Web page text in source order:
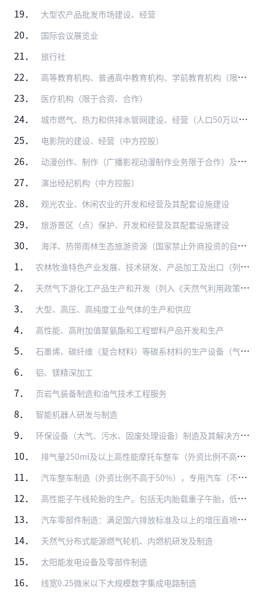
19． 大型农产品批发市场建设、经营
20． 国际会议展览业
21． 旅行社
22． 高等教育机构、普通高中教育机构、学前教育机构（限于合作、中方主导）
23． 医疗机构（限于合资、合作）
24． 城市燃气、热力和供排水管网建设、经营（人口50万以上城市中方控股）
25． 电影院的建设、经营（中方控股）
26． 动漫创作、制作（广播影视动漫制作业务限于合作）及衍生品开发（音像制品和电子出版物的出版、制作业务除外）
27． 演出经纪机构（中方控股）
28． 观光农业、休闲农业的开发和经营及其配套设施建设
29． 旅游景区（点）保护、开发和经营及其配套设施建设
30． 海洋、热带雨林生态旅游资源（国家禁止外商投资的自然保护区等除外）开发、经营及其配套设施建设
1． 农林牧渔特色产业发展、技术研发、产品加工及出口（列入《外商投资产业指导目录》限制类、禁止类的除外）
2． 天然气下游化工产品生产和开发（列入《天然气利用政策》限制类和禁止类的除外）
3． 大型、高压、高纯度工业气体的生产和供应
4． 高性能、高附加值聚氨酯和工程塑料产品开发和生产
5． 石墨烯、碳纤维（复合材料）等碳系材料的生产设备（气象沉淀、碳化烧结等）的研发制造，石墨烯、碳纤维（含复合材料）等碳系材料的研发生产及终端产品制造
6． 铝、镁精深加工
7． 页岩气装备制造和油气技术工程服务
8． 智能机器人研发与制造
9． 环保设备（大气、污水、固废处理设备）制造及其解决方案应用
10． 排气量250ml及以上高性能摩托车整车（外资比例不高于50%）
11． 汽车整车制造（外资比例不高于50%），专用汽车（不包括普通半挂车、自卸车、罐式车、厢式车和仓栅式汽车）制造（外资比例不高于50%）
12． 高性能子午线轮胎的生产。包括无内胎载重子午胎，低断面和扁平化（低于55系列）、大轮辋高性能轿车子午胎（15吋以上），航空轮胎及农用子午胎以及列入《当前优先发展的…
13． 汽车零部件制造：满足国六排放标准及以上的增压直喷汽油机/清洁高效柴油机、六档以上自动变速箱（AT、DCT、AMT）、新能源专用发动机/变速器；新能源车用动力锂电…
14． 天然气分布式能源燃气轮机、内燃机研发及制造
15． 太阳能发电设备及零部件制造
16． 线宽0.25微米以下大规模数字集成电路制造